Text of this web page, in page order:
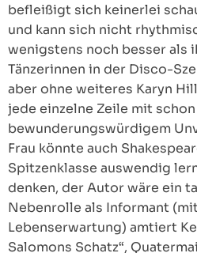
befleißigt sich keinerlei
und kann sich nicht
wenigstens noch besser als
Tänzerinnen in der Disco-
aber ohne weiteres Karyn
jede einzelne Zeile mit
bewunderungswürdigem
Frau könnte auch
Spitzenklasse auswendig
denken, der Autor wäre ein
Nebenrolle als Informant
Lebenserwartung) amtiert
Salomons Schatz“,